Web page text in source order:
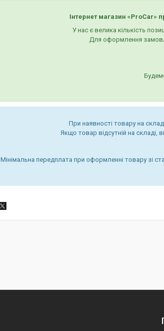
Інтернет магазин «ProCar»
У нас є велика кількість
Для оформлення
При наявності товару на
Якщо товар відсутній на складі,
Мінімальна передплата при оформленні товару зі